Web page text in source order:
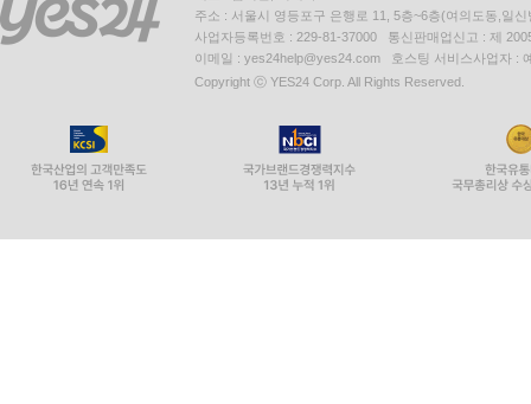
주소 : 서울시 영등포구 은행로 11, 5층~6층(여의도동,일신
사업자등록번호 : 229-81-37000 통신판매업신고 : 제
이메일 : yes24help@yes24.com 호스팅 서비스사업자 :
Copyright ⓒ YES24 Corp. All Rights Reserved.